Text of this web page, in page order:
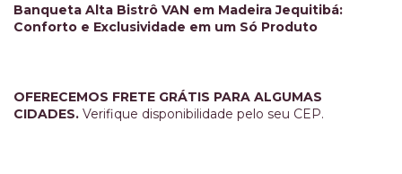
Banqueta Alta Bistrô VAN em Madeira Jequitibá:
Conforto e Exclusividade em um Só Produto
OFERECEMOS FRETE GRÁTIS PARA ALGUMAS
CIDADES. Verifique disponibilidade pelo seu CEP.